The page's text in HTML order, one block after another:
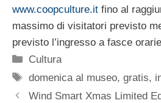
www.coopculture.it fino al
massimo di visitatori previsto
previsto l’ingresso a fasce
Categorie
Cultura
Tag
domenica al museo,gratis,
Wind Smart Xmas Limited